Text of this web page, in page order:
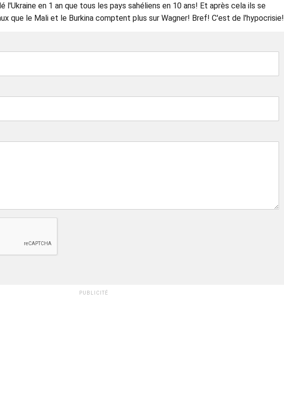
l'Ukraine en 1 an que tous les pays sahéliens en 10 ans! Et après cela ils se
que le Mali et le Burkina comptent plus sur Wagner! Bref! C'est de l'hypocrisie!
PUBLICITÉ